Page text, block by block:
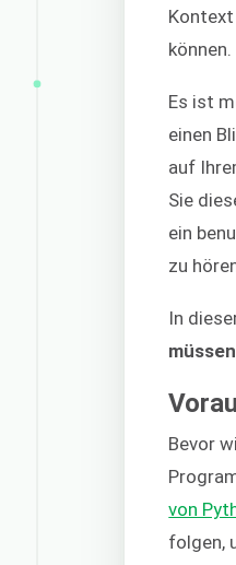
Kontext
können.
Es ist
einen
auf
Sie
ein
zu
In
Bevor
von
folgen,